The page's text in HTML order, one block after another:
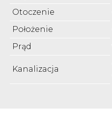
Otoczenie
Położenie
Prąd
Kanalizacja